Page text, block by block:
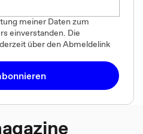
meiner Daten zum
einverstanden. Die
über den Abmeldelink